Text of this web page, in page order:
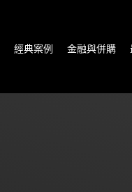
經典案例 金融與併購